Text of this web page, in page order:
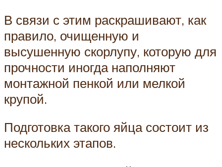
В связи с этим раскрашивают, как
правило, очищенную и
высушенную скорлупу, которую для
прочности иногда наполняют
монтажной пенкой или мелкой
крупой.
Подготовка такого яйца состоит из
нескольких этапов.